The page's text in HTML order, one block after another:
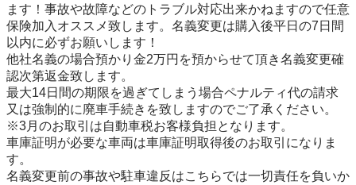
ます！事故や故障などのトラブル対応出来かねますので任意
保険加入オススメ致します。名義変更は購入後平日の7日間
以内に必ずお願いします！
他社名義の場合預かり金2万円を預からせて頂き名義変更確
認次第返金致します。
最大14日間の期限を過ぎてしまう場合ペナルティ代の請求
又は強制的に廃車手続きを致しますのでご了承ください。
※3月のお取引は自動車税お客様負担となります。
車庫証明が必要な車両は車庫証明取得後のお取引になりま
す。
名義変更前の事故や駐車違反はこちらでは一切責任を負いか